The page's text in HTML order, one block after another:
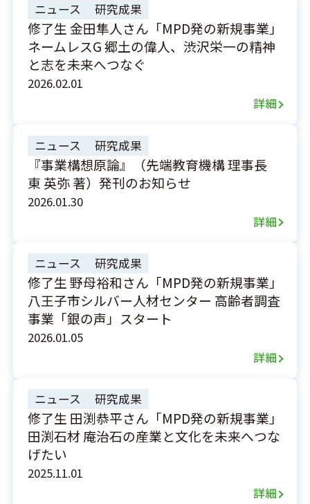
ニュース 研究成果
修了生 金田隼人さん「MPD発の新規事業」
ネームレスG 郷土の偉人、渋沢栄一の精神
と志を未来へつなぐ
2026.02.01
詳細
ニュース 研究成果
『事業構想原論』（先端教育機構 理事長
東 英弥 著）発刊のお知らせ
2026.01.30
詳細
ニュース 研究成果
修了生 野母裕和さん「MPD発の新規事業」
八王子市シルバー人材センター 高齢者調査
事業「銀の声」スタート
2026.01.05
詳細
ニュース 研究成果
修了生 田渕恭平さん「MPD発の新規事業」
田渕石材 庵治石の産業と文化を未来へつな
げたい
2025.11.01
詳細